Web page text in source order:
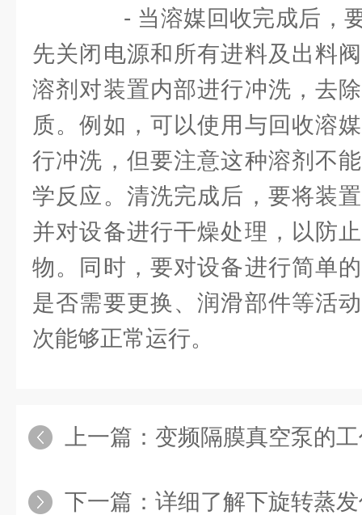
- 当溶媒回收完成后，要
先关闭电源和所有进料及出料
溶剂对装置内部进行冲洗，去
质。例如，可以使用与回收溶
行冲洗，但要注意这种溶剂不
学反应。清洗完成后，要将装
并对设备进行干燥处理，以防
物。同时，要对设备进行简单
是否需要更换、润滑部件等活
次能够正常运行。
上一篇： 变频隔膜真空泵的工作
下一篇： 详细了解下旋转蒸